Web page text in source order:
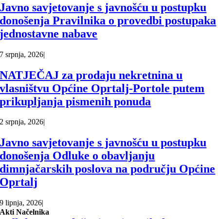
Javno savjetovanje s javnošću u postupku
donošenja Pravilnika o provedbi postupaka
jednostavne nabave
7 srpnja, 2026|
NATJEČAJ za prodaju nekretnina u
vlasništvu Općine Oprtalj-Portole putem
prikupljanja pismenih ponuda
2 srpnja, 2026|
Javno savjetovanje s javnošću u postupku
donošenja Odluke o obavljanju
dimnjačarskih poslova na području Općine
Oprtalj
9 lipnja, 2026|
Akti Načelnika